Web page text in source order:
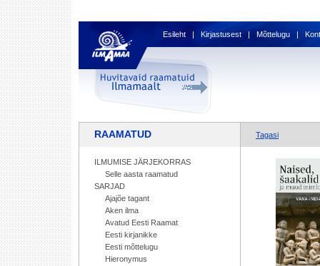
Esileht | Kirjastusest | Mõttelugu |
RAAMATUD
ILMUMISE JÄRJEKORRAS
Selle aasta raamatud
SARJAD
Ajajõe tagant
Aken ilma
Avatud Eesti Raamat
Eesti kirjanikke
Eesti mõttelugu
Hieronymus
Tagasi